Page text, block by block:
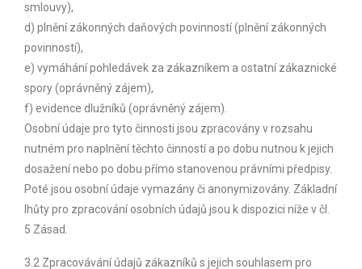
smlouvy),
d) plnění zákonných daňových povinností (plnění zákonných
povinností),
e) vymáhání pohledávek za zákazníkem a ostatní zákaznické
spory (oprávněný zájem),
f) evidence dlužníků (oprávněný zájem).
Osobní údaje pro tyto činnosti jsou zpracovány v rozsahu
nutném pro naplnění těchto činností a po dobu nutnou k jejich
dosažení nebo po dobu přímo stanovenou právními předpisy.
Poté jsou osobní údaje vymazány či anonymizovány. Základní
lhůty pro zpracování osobních údajů jsou k dispozici níže v čl.
5 Zásad.
3.2 Zpracovávání údajů zákazníků s jejich souhlasem pro